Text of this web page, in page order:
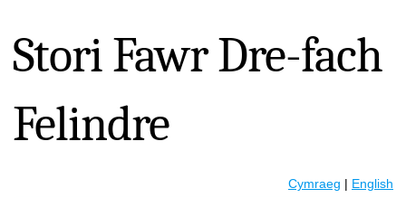
Stori Fawr Dre-fach
Felindre
Cymraeg | English